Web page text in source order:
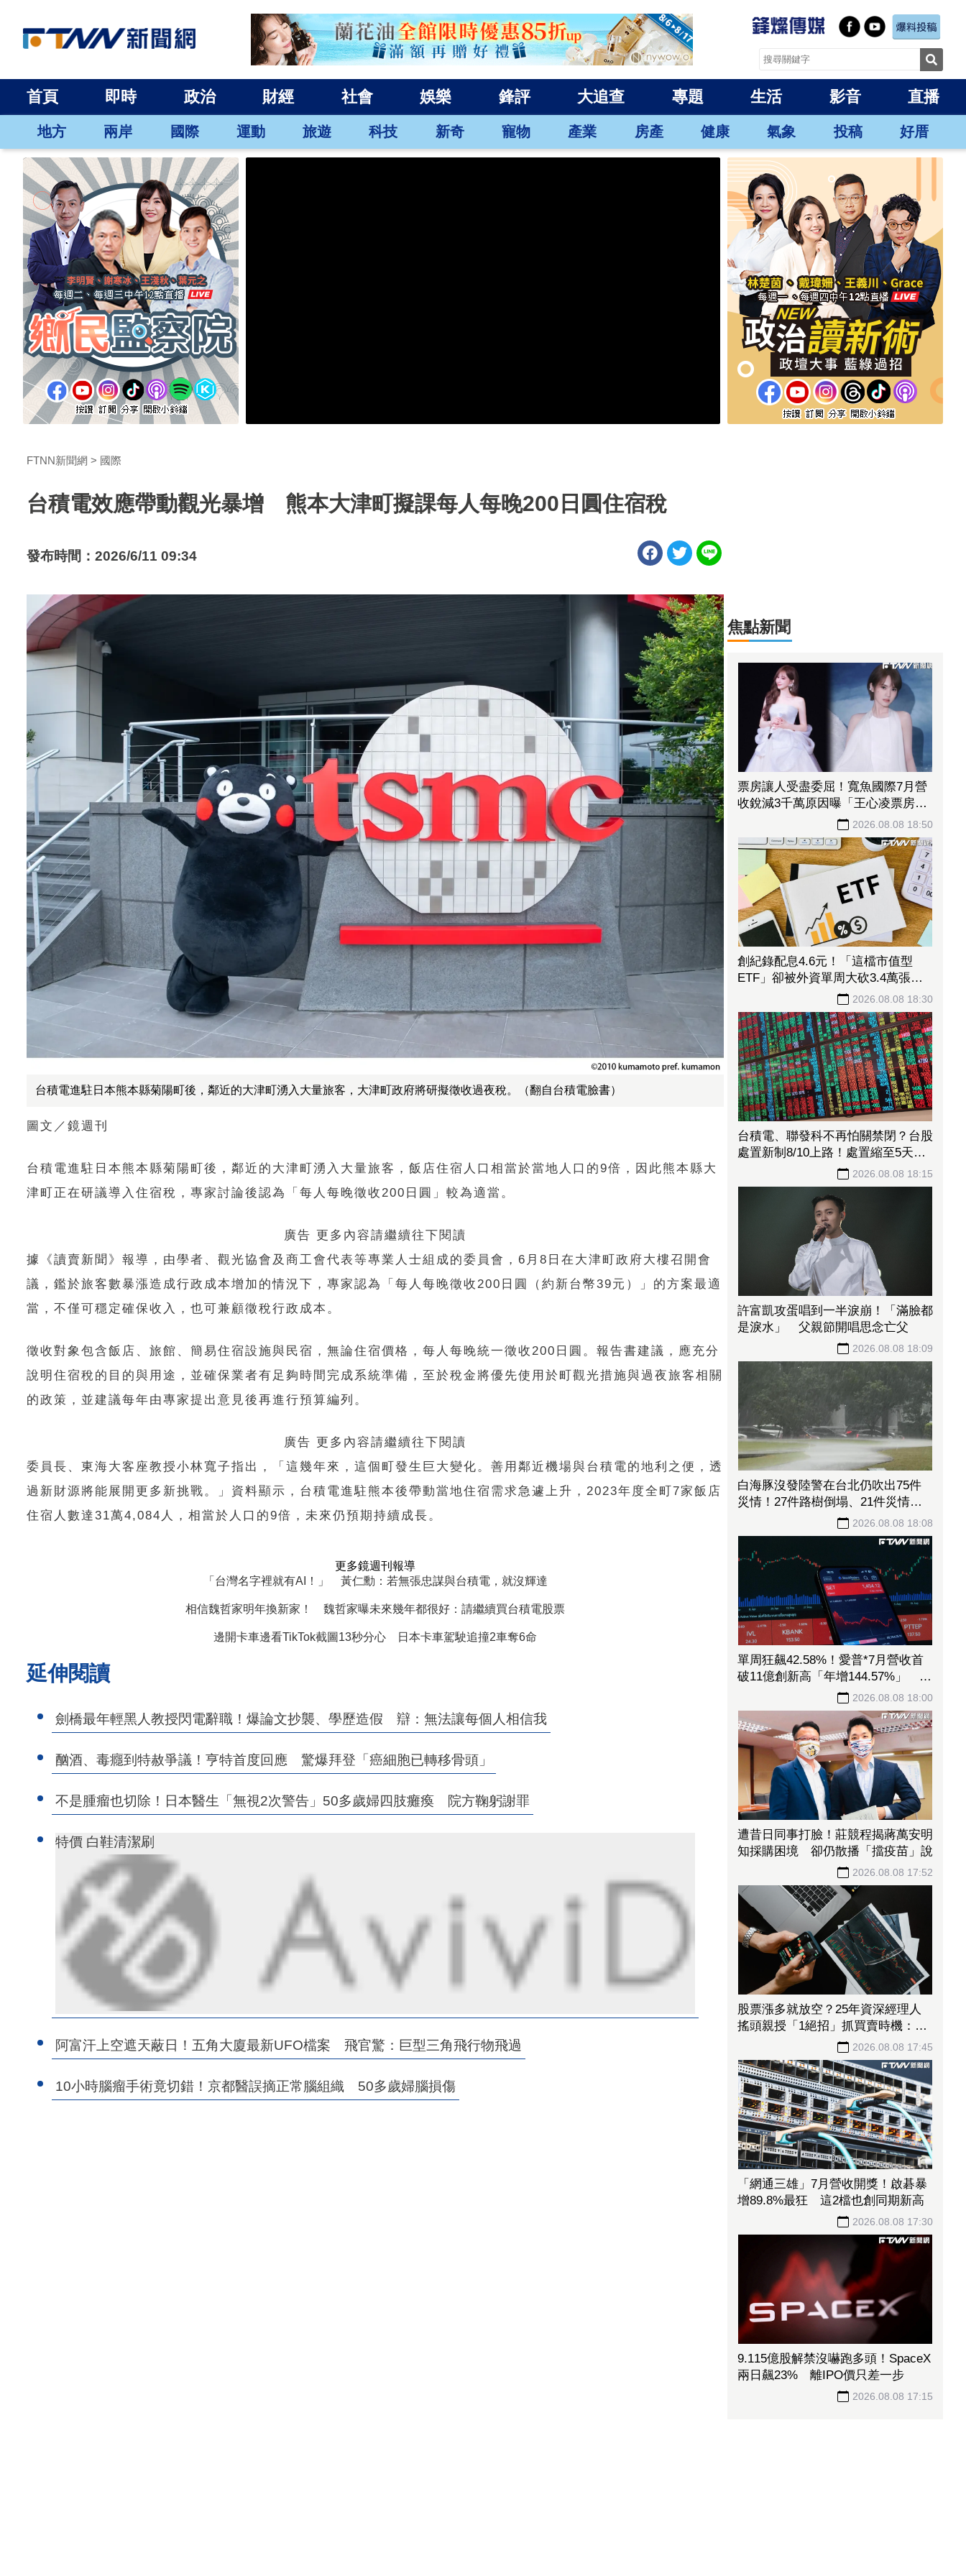
首頁 即時 政治 財經 社會 娛樂 鋒評 大追查 專題 生活 影音 直播
地方 兩岸 國際 運動 旅遊 科技 新奇 寵物 產業 房產 健康 氣象 投稿 好厝
FTNN新聞網 國際
台積電效應帶動觀光暴增 熊本大津町擬課每人每晚200日圓住宿稅
發布時間：2026/6/11 09:34
台積電進駐日本熊本縣菊陽町後，鄰近的大津町湧入大量旅客，大津町政府將研擬徵收過夜稅。（翻自台積電臉書）
圖文／鏡週刊
台積電進駐日本熊本縣菊陽町後，鄰近的大津町湧入大量旅客，飯店住宿人口相當於當地人口的9倍，因此熊本縣大
津町正在研議導入住宿稅，專家討論後認為「每人每晚徵收200日圓」較為適當。
廣告 更多內容請繼續往下閱讀
據《讀賣新聞 》報導，由學者、觀光協會及商工會代表等專業人士組成的委員會，6月8日在大津町政府大樓召開會
議，鑑於旅客數暴漲造成行政成本增加的情況下，專家認為「每人每晚徵收200日圓（約新台幣39元）」的方案最適
當，不僅可穩定確保收入，也可兼顧徵稅行政成本。
徵收對象包含飯店、旅館、簡易住宿設施與民宿，無論住宿價格，每人每晚統一徵收200日圓。報告書建議，應充分
說明住宿稅的目的與用途，並確保業者有足夠時間完成系統準備，至於稅金將優先使用於町觀光措施與過夜旅客相關
的政策，並建議每年由專家提出意見後再進行預算編列。
廣告 更多內容請繼續往下閱讀
委員長、東海大客座教授小林寬子指出，「這幾年來，這個町發生巨大變化。善用鄰近機場與台積電的地利之便，透
過新財源將能展開更多新挑戰。」資料顯示，台積電進駐熊本後帶動當地住宿需求急遽上升，2023年度全町7家飯店
住宿人數達31萬4,084人，相當於人口的9倍，未來仍預期持續成長。
更多鏡週刊報導
「台灣名字裡就有AI！」 黃仁勳：若無張忠謀與台積電，就沒輝達
相信魏哲家明年換新家！ 魏哲家曝未來幾年都很好：請繼續買台積電股票
邊開卡車邊看TikTok截圖13秒分心 日本卡車駕駛追撞2車奪6命
延伸閱讀
劍橋最年輕黑人教授閃電辭職！爆論文抄襲、學歷造假 辯：無法讓每個人相信我
酗酒、毒癮到特赦爭議！亨特首度回應 驚爆拜登「癌細胞已轉移骨頭」
不是腫瘤也切除！日本醫生「無視2次警告」50多歲婦四肢癱瘓 院方鞠躬謝罪
特價 白鞋清潔刷
阿富汗上空遮天蔽日！五角大廈最新UFO檔案 飛官驚：巨型三角飛行物飛過
10小時腦瘤手術竟切錯！京都醫誤摘正常腦組織 50多歲婦腦損傷
焦點新聞
票房讓人受盡委屈！寬魚國際7月營
收銳減3千萬原因曝「王心凌票房＞
楊丞琳」 網笑翻：是吃了誠實果實
2026.08.08 18:50
創紀錄配息4.6元！「這檔市值型
ETF」卻被外資單周大砍3.4萬張
00923豪配3.05元同被抽回2億元
2026.08.08 18:30
台積電、聯發科不再怕關禁閉？台股
處置新制8/10上路！處置縮至5天、2
2026.08.08 18:15
許富凱攻蛋唱到一半淚崩！「滿臉都
是淚水」 父親節開唱思念亡父
2026.08.08 18:09
白海豚沒發陸警在台北仍吹出75件
災情！27件路樹倒塌、21件災情處
2026.08.08 18:08
單周狂飆42.58%！愛普*7月營收首
破11億創新高「年增144.57%」 重
2026.08.08 18:00
遭昔日同事打臉！莊競程揭蔣萬安明
知採購困境 卻仍散播「擋疫苗」說
2026.08.08 17:52
股票漲多就放空？25年資深經理人
搖頭親授「1絕招」抓買賣時機：看
2026.08.08 17:45
「網通三雄」7月營收開獎！啟碁暴
增89.8%最狂 這2檔也創同期新高
2026.08.08 17:30
9.115億股解禁沒嚇跑多頭！SpaceX
兩日飆23% 離IPO價只差一步
2026.08.08 17:15